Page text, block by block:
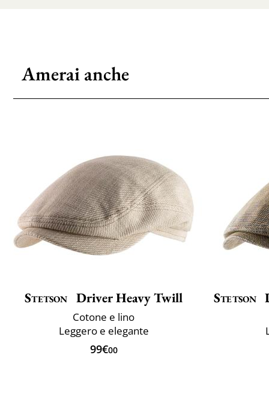
Amerai anche
Stetson Driver Heavy Twill
Cotone e lino
Leggero e elegante
99€00
Stetson